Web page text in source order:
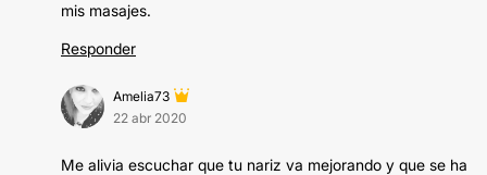
mis masajes.
Responder
Amelia73
22 abr 2020
Me alivia escuchar que tu nariz va mejorando y que se ha